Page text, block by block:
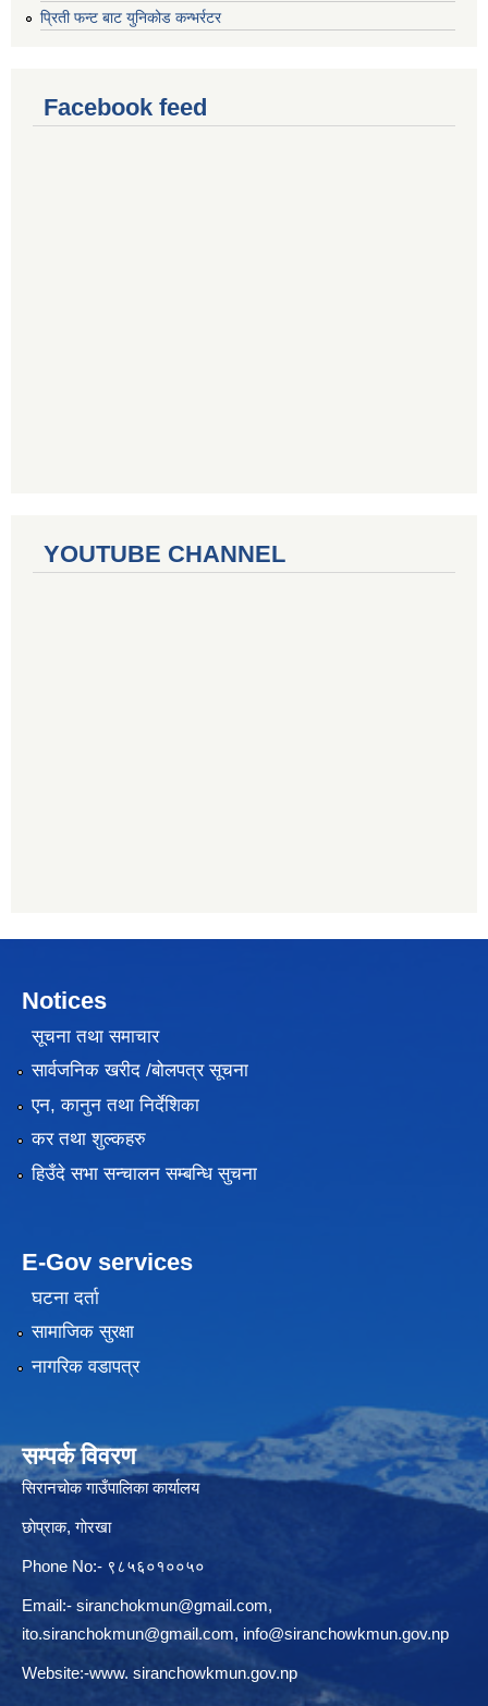
प्रिती फन्ट बाट युनिकोड कन्भर्रटर
Facebook feed
YOUTUBE CHANNEL
Notices
सूचना तथा समाचार
सार्वजनिक खरीद /बोलपत्र सूचना
एन, कानुन तथा निर्देशिका
कर तथा शुल्कहरु
हिउँदे सभा सन्चालन सम्बन्धि सुचना
E-Gov services
घटना दर्ता
सामाजिक सुरक्षा
नागरिक वडापत्र
सम्पर्क विवरण
सिरानचोक गाउँपालिका कार्यालय
छाेप्राक, गाेरखा
Phone No:- ९८५६०१००५०
Email:- siranchokmun@gmail.com,
ito.siranchokmun@gmail.com, info@siranchowkmun.gov.np
Website:-www. siranchowkmun.gov.np